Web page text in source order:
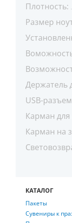
Плотность:
Размер
Держатель
USB-
Карман
Карман на
КАТАЛОГ
Пакеты
Сувениры к